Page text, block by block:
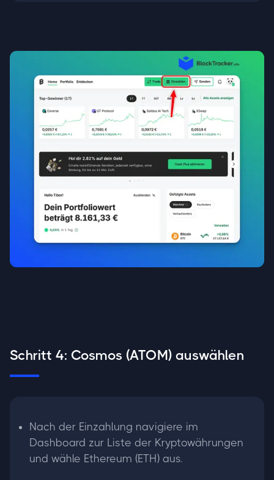
Schritt 4: Cosmos (ATOM) auswählen
Nach der Einzahlung navigiere im
Dashboard zur Liste der Kryptowährungen
und wähle Ethereum (ETH) aus.